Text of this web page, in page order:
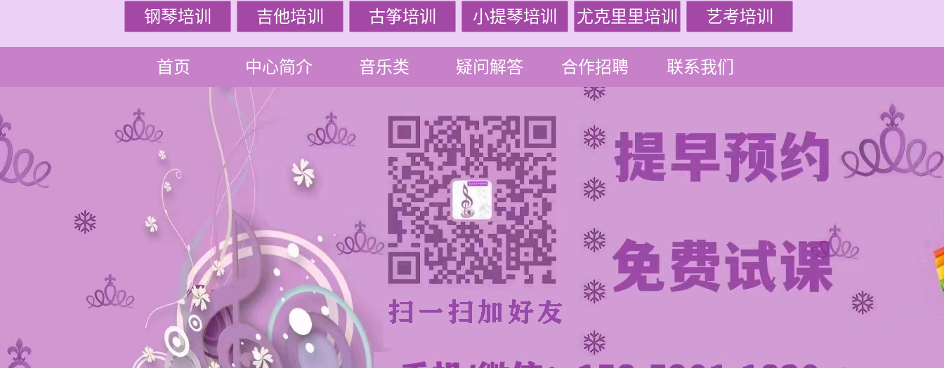
钢琴培训 吉他培训 古筝培训 小提琴培训 尤克里里培训 艺考培训
首页 中心简介 音乐类 疑问解答 合作招聘 联系我们